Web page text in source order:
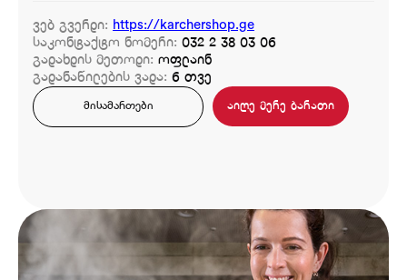
ვებ გვერდი: https://karchershop.ge
საკონტაქტო ნომერი: 032 2 38 03 06
გადახდის მეთოდი: ოფლაინ
გადანაწილების ვადა: 6 თვე
მისამართები აიღე მერე ბარათი